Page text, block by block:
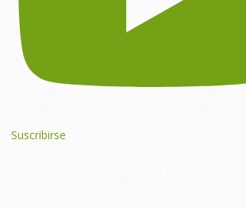
Suscribirse